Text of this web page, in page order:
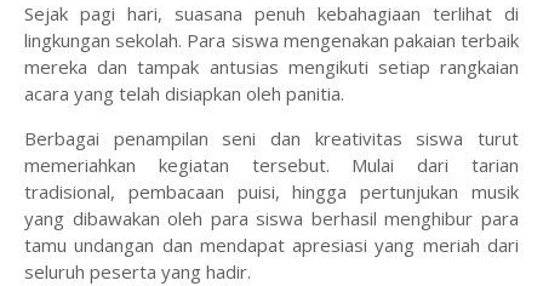
‎Sejak pagi hari, suasana penuh kebahagiaan terlihat di
lingkungan sekolah. Para siswa mengenakan pakaian terbaik
mereka dan tampak antusias mengikuti setiap rangkaian
acara yang telah disiapkan oleh panitia.
‎Berbagai penampilan seni dan kreativitas siswa turut
memeriahkan kegiatan tersebut. Mulai dari tarian
tradisional, pembacaan puisi, hingga pertunjukan musik
yang dibawakan oleh para siswa berhasil menghibur para
tamu undangan dan mendapat apresiasi yang meriah dari
seluruh peserta yang hadir.